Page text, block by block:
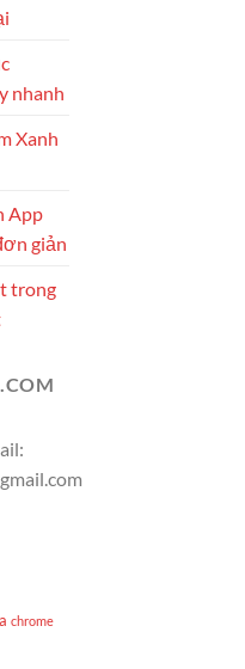
nhanh
Xanh
App
giản
trong
chrome